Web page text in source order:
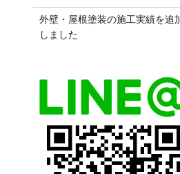
外壁・屋根塗装の施工実績を追
しました